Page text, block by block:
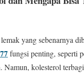
yang sebenarnya
fungsi penting, seperti
Namun, kolesterol